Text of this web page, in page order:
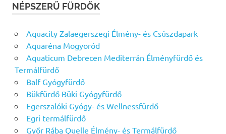
NÉPSZERŰ FÜRDŐK
Aquacity Zalaegerszegi Élmény- és Csúszdapark
Aquaréna Mogyoród
Aquaticum Debrecen Mediterrán Élményfürdő és
Termálfürdő
Balf Gyógyfürdő
Bükfürdő Büki Gyógyfürdő
Egerszalóki Gyógy- és Wellnessfürdő
Egri termálfürdő
Győr Rába Quelle Élmény- és Termálfürdő